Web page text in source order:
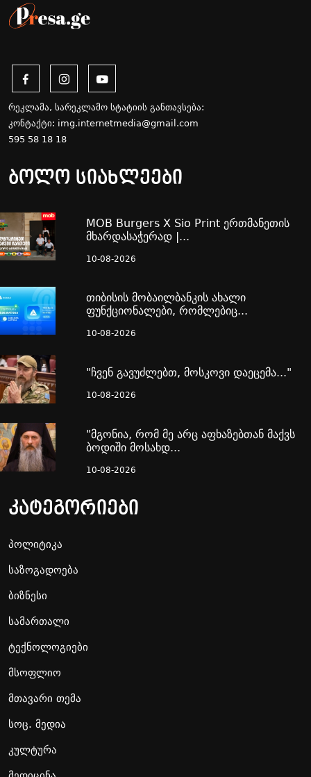
რეკლამა, სარეკლამო სტატიის განთავსება:
კონტაქტი: img.internetmedia@gmail.com
595 58 18 18
ბოლო სიახლეები
MOB Burgers X Sio Print ერთმანეთის
მხარდასაჭერად |...
10-08-2026
თიბისის მობაილბანკის ახალი
ფუნქციონალები, რომლებიც...
10-08-2026
"ჩვენ გავუძლებთ, მოსკოვი დაეცემა..."
10-08-2026
"მგონია, რომ მე არც აფხაზებთან მაქვს
ბოდიში მოსახდ...
10-08-2026
კატეგორიები
პოლიტიკა
საზოგადოება
ბიზნესი
სამართალი
ტექნოლოგიები
მსოფლიო
მთავარი თემა
სოც. მედია
კულტურა